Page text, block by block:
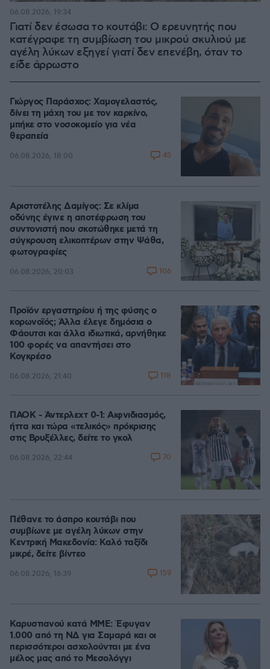
Γιατί δεν έσωσα το κουτάβι: Ο ερευνητής που
κατέγραφε τη συμβίωση του μικρού σκυλιού με
αγέλη λύκων εξηγεί γιατί δεν επενέβη, όταν το
είδε άρρωστο
06.08.2026, 19:34
Γιώργος Παράσχος: Χαμογελαστός,
δίνει τη μάχη του με τον καρκίνο,
μπήκε στο νοσοκομείο για νέα
θεραπεία
06.08.2026, 18:00 45
Αριστοτέλης Δαμίγος: Σε κλίμα
οδύνης έγινε η αποτέφρωση του
συντονιστή που σκοτώθηκε μετά τη
σύγκρουση ελικοπτέρων στην Ψάθα,
φωτογραφίες
06.08.2026, 20:03 106
Προϊόν εργαστηρίου ή της φύσης ο
κορωνοϊός; Άλλα έλεγε δημόσια ο
Φάουτσι και άλλα ιδιωτικά, αρνήθηκε
100 φορές να απαντήσει στο
Κογκρέσο
06.08.2026, 21:40 118
ΠΑΟΚ - Άντερλεχτ 0-1: Αιφνιδιασμός,
ήττα και τώρα «τελικός» πρόκρισης
στις Βρυξέλλες, δείτε το γκολ
06.08.2026, 22:44 70
Πέθανε το άσπρο κουτάβι που
συμβίωνε με αγέλη λύκων στην
Κεντρική Μακεδονία: Καλό ταξίδι
μικρέ, δείτε βίντεο
06.08.2026, 16:39 159
Καρυστιανού κατά ΜΜΕ: Έφυγαν
1.000 από τη ΝΔ για Σαμαρά και οι
περισσότεροι ασχολούνται με ένα
μέλος μας από το Μεσολόγγι